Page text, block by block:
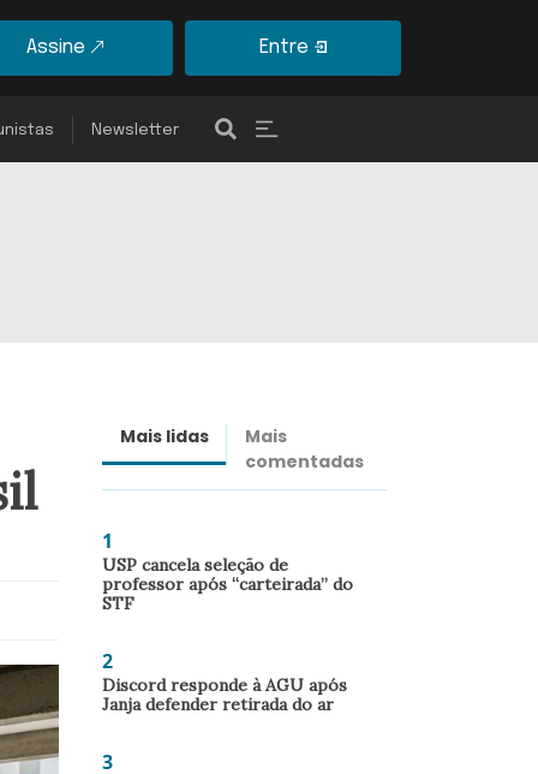
Assine Entre
Newsletter
Mais lidas
Mais
comentadas
1
USP cancela seleção de
professor após “carteirada” do
STF
2
Discord responde à AGU após
Janja defender retirada do ar
3